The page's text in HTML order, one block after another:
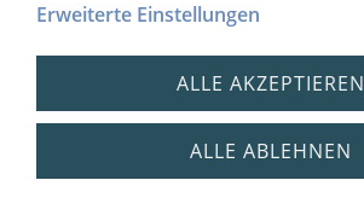
Erweiterte Einstellungen
ALLE AKZEPTIEREN
ALLE ABLEHNEN